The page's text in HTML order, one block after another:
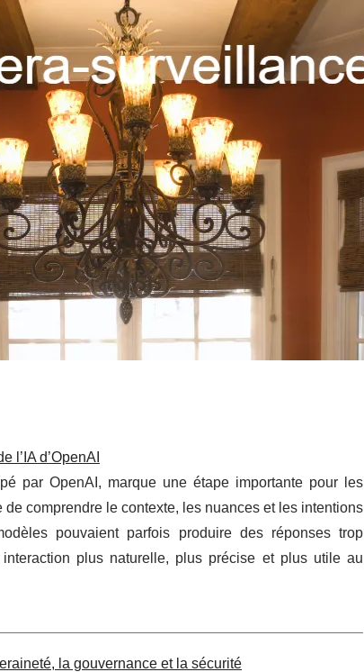
l’IA d’OpenAI
par OpenAI, marque une étape importante pour les
comprendre le contexte, les nuances et les intentions
pouvaient parfois produire des réponses trop
plus naturelle, plus précise et plus utile au
la gouvernance et la sécurité